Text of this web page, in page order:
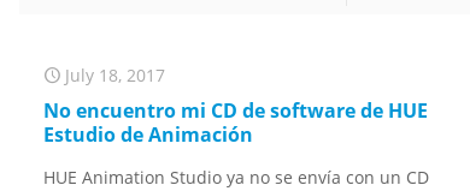
July 18, 2017
No encuentro mi CD de software de HUE
Estudio de Animación
HUE Animation Studio ya no se envía con un CD